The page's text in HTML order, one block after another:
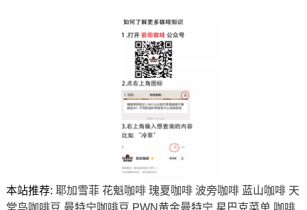
本站推荐: 耶加雪菲 花魁咖啡 瑰夏咖啡 波旁咖啡 蓝山咖啡 天
堂鸟咖啡豆 曼特宁咖啡豆 PWN黄金曼特宁 星巴克菜单 咖啡